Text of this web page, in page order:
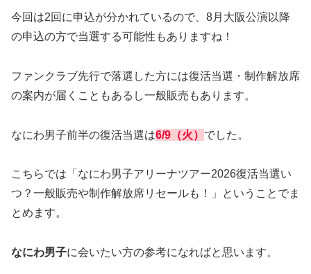
今回は2回に申込が分かれているので、8月大阪公演以降
の申込の方で当選する可能性もありますね！
ファンクラブ先行で落選した方には復活当選・制作解放席
の案内が届くこともあるし一般販売もあります。
なにわ男子前半の復活当選は6/9（火） でした。
こちらでは「なにわ男子アリーナツアー2026復活当選い
つ？一般販売や制作解放席リセールも！」ということでま
とめます。
なにわ男子に会いたい方の参考になればと思います。